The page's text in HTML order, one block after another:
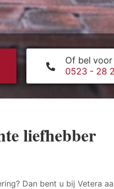
Of bel
0523 - 28
liefhebber
Dan bent u bij Vetera